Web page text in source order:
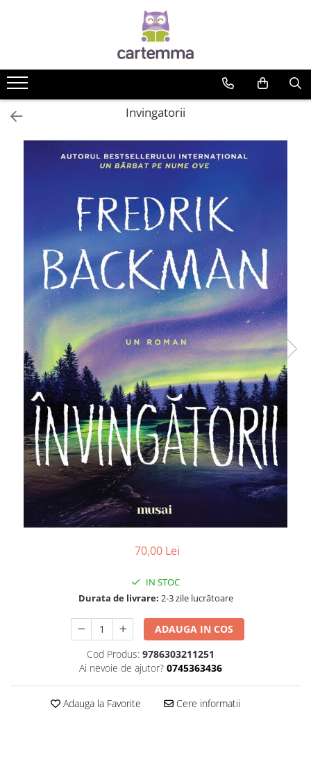
Tematică
Craciun
Activități
Atlase si enciclopedii
Educație financiară
Hobby si craft
Inteligenta emotionala
Limbi străine
Muzicale
Poezii
Povești
Reviste
Știință si natură
Vârstă
0-2 ani
10+ ani
14+ ani
2-5 ani
5-7 ani
Editura Aramis
Editura Arthur
Editura Bookzone
Editura Cartea Copiilor
Editura Casa
Invingatorii
70,00 Lei
IN STOC
Durata de livrare: 2-3 zile lucrătoare
ADAUGA IN COS
Cod Produs: 9786303211251
Ai nevoie de ajutor? 0745363436
Adauga la Favorite Cere informatii